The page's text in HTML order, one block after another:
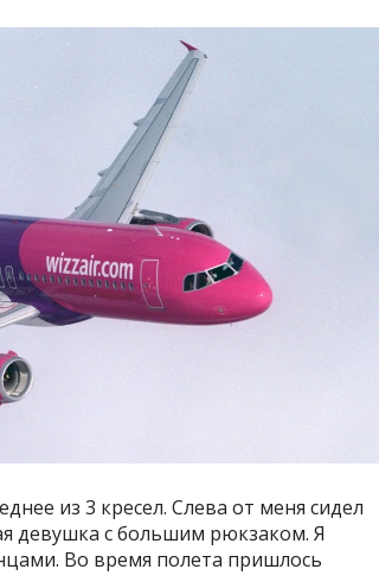
из 3 кресел. Слева от меня сидел
девушка с большим рюкзаком. Я
Во время полета пришлось